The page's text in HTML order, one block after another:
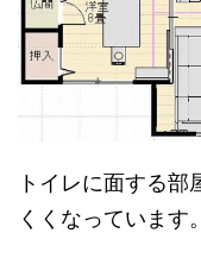
トイレに面する
くくなっています。